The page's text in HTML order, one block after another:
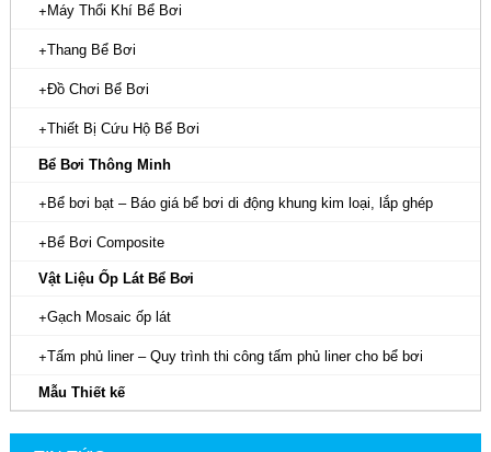
Máy Thổi Khí Bể Bơi
Thang Bể Bơi
Đồ Chơi Bể Bơi
Thiết Bị Cứu Hộ Bể Bơi
Bể Bơi Thông Minh
Bể bơi bạt – Báo giá bể bơi di động khung kim loại, lắp ghép
Bể Bơi Composite
Vật Liệu Ốp Lát Bể Bơi
Gạch Mosaic ốp lát
Tấm phủ liner – Quy trình thi công tấm phủ liner cho bể bơi
Mẫu Thiết kế